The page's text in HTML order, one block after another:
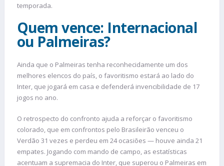
temporada.
Quem vence: Internacional
ou Palmeiras?
Ainda que o Palmeiras tenha reconhecidamente um dos
melhores elencos do país, o favoritismo estará ao lado do
Inter, que jogará em casa e defenderá invencibilidade de 17
jogos no ano.
O retrospecto do confronto ajuda a reforçar o favoritismo
colorado, que em confrontos pelo Brasileirão venceu o
Verdão 31 vezes e perdeu em 24 ocasiões — houve ainda 21
empates. Jogando com mando de campo, as estatísticas
acentuam a supremacia do Inter, que superou o Palmeiras em